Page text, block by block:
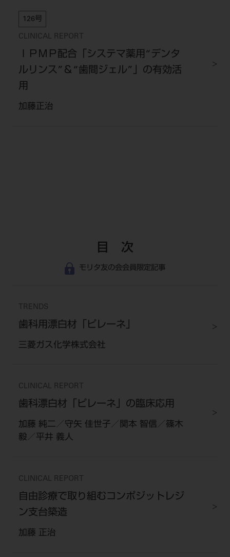
126号
CLINICAL REPORT
ＩＰＭＰ配合「システマ薬用“デンタ
ルリンス”＆“歯間ジェル”」の有効活
用
加藤正治
目 次
モリタ友の会会員限定記事
TRENDS
歯科用漂白材「ピレーネ」
三菱ガス化学株式会社
CLINICAL REPORT
歯科漂白材「ピレーネ」の臨床応用
加藤 純二／守矢 佳世子／関本 智信／篠木
毅／平井 義人
CLINICAL REPORT
自由診療で取り組むコンポジットレジ
ン支台築造
加藤 正治